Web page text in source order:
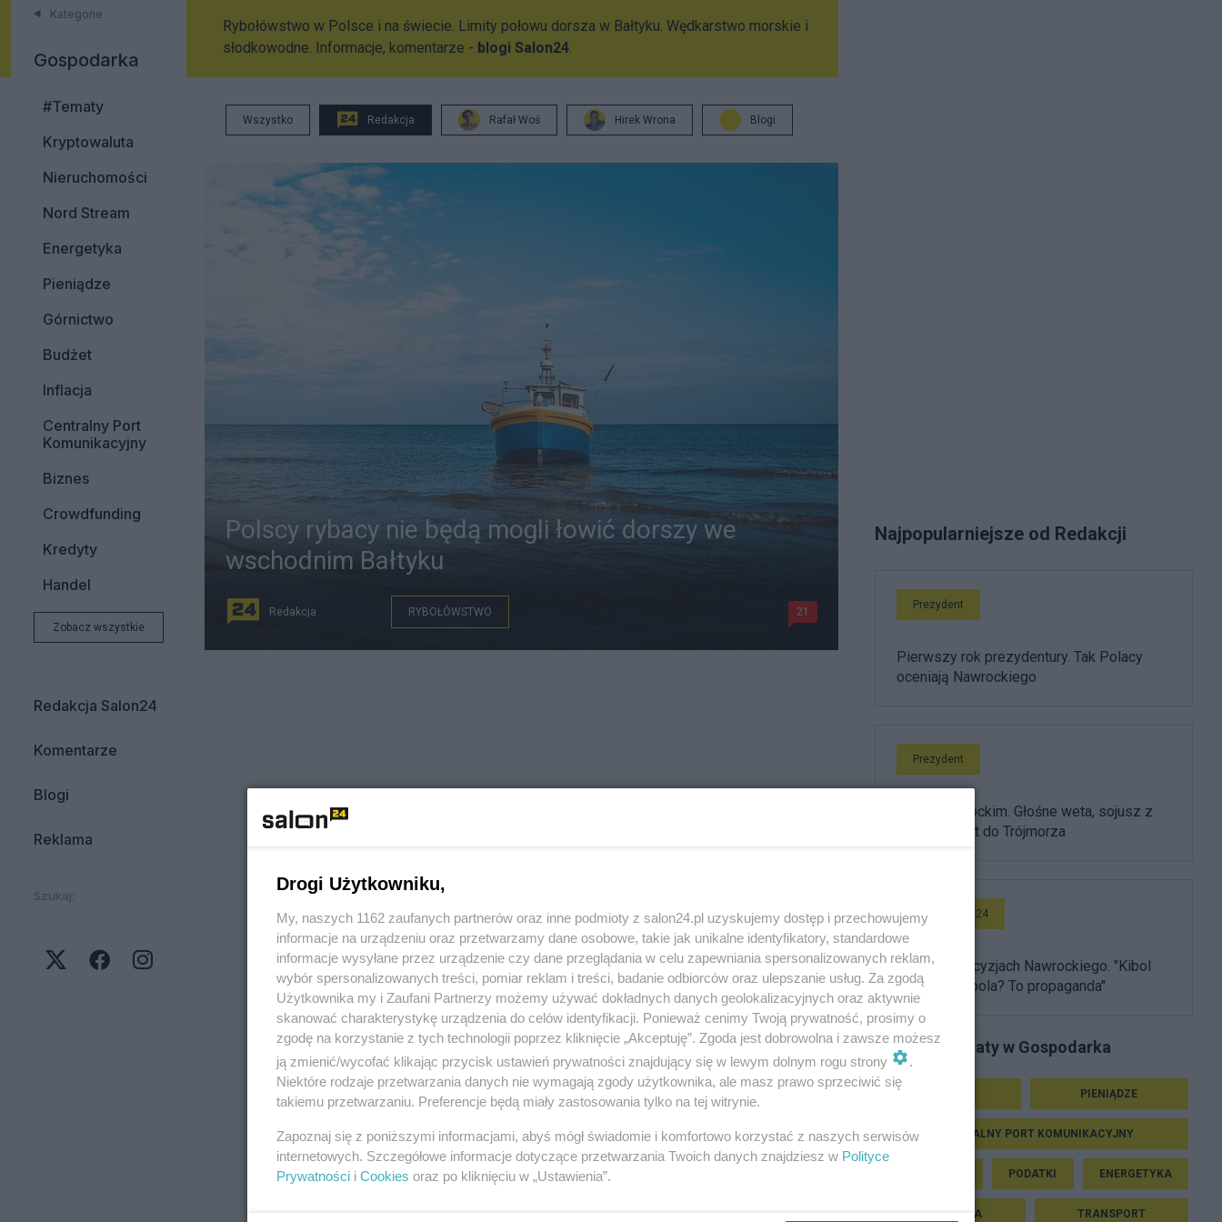
Kategorie
Gospodarka
#Tematy
Kryptowaluta
Nieruchomości
Nord Stream
Energetyka
Pieniądze
Górnictwo
Budżet
Inflacja
Centralny Port
Komunikacyjny
Biznes
Crowdfunding
Kredyty
Handel
Zobacz wszystkie
Redakcja Salon24
Komentarze
Blogi
Reklama
Szukaj:
Rybołówstwo w Polsce i na świecie. Limity połowu dorsza w Bałtyku. Wędkarstwo morskie i
słodkowodne. Informacje, komentarze - blogi Salon24.
Wszystko Redakcja Rafał Woś Hirek Wrona Blogi
Polscy rybacy nie będą mogli łowić dorszy we
wschodnim Bałtyku
Redakcja RYBOŁÓWSTWO 21
Najpopularniejsze od Redakcji
Prezydent
Pierwszy rok prezydentury. Tak Polacy
oceniają Nawrockiego
Prezydent
Rok z Nawrockim. Głośne weta, sojusz z
USA i powrót do Trójmorza
Wideo Salon24
Burza po decyzjach Nawrockiego. "Kibol
ułaskawił kibola? To propaganda"
Podobne tematy w Gospodarka
PIENIĄDZE
CENTRALNY PORT KOMUNIKACYJNY
PODATKI ENERGETYKA
EKONOMIA TRANSPORT
Drogi Użytkowniku,
My, naszych 1162 zaufanych partnerów oraz inne podmioty z salon24.pl uzyskujemy dostęp i przechowujemy
informacje na urządzeniu oraz przetwarzamy dane osobowe, takie jak unikalne identyfikatory, standardowe
informacje wysyłane przez urządzenie czy dane przeglądania w celu zapewniania spersonalizowanych reklam,
wybór spersonalizowanych treści, pomiar reklam i treści, badanie odbiorców oraz ulepszanie usług. Za zgodą
Użytkownika my i Zaufani Partnerzy możemy używać dokładnych danych geolokalizacyjnych oraz aktywnie
skanować charakterystykę urządzenia do celów identyfikacji. Ponieważ cenimy Twoją prywatność, prosimy o
zgodę na korzystanie z tych technologii poprzez kliknięcie „Akceptuję”. Zgoda jest dobrowolna i zawsze możesz
ją zmienić/wycofać klikając przycisk ustawień prywatności znajdujący się w lewym dolnym rogu strony
.
Niektóre rodzaje przetwarzania danych nie wymagają zgody użytkownika, ale masz prawo sprzeciwić się
takiemu przetwarzaniu. Preferencje będą miały zastosowania tylko na tej witrynie.
Zapoznaj się z poniższymi informacjami, abyś mógł świadomie i komfortowo korzystać z naszych serwisów
internetowych. Szczegółowe informacje dotyczące przetwarzania Twoich danych znajdziesz w Polityce
Prywatności i Cookies oraz po kliknięciu w „Ustawienia”.